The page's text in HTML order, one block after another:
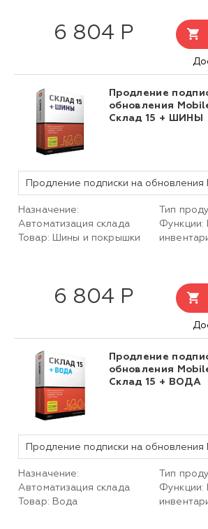
6 804 Р
Продление
обновления
Склад 15 + ШИНЫ
Назначение:
Автоматизация склада
Товар: Шины и покрышки
Тип
Функции:
6 804 Р
Продление
обновления
Склад 15 + ВОДА
Назначение:
Автоматизация склада
Товар: Вода
Тип
Функции: